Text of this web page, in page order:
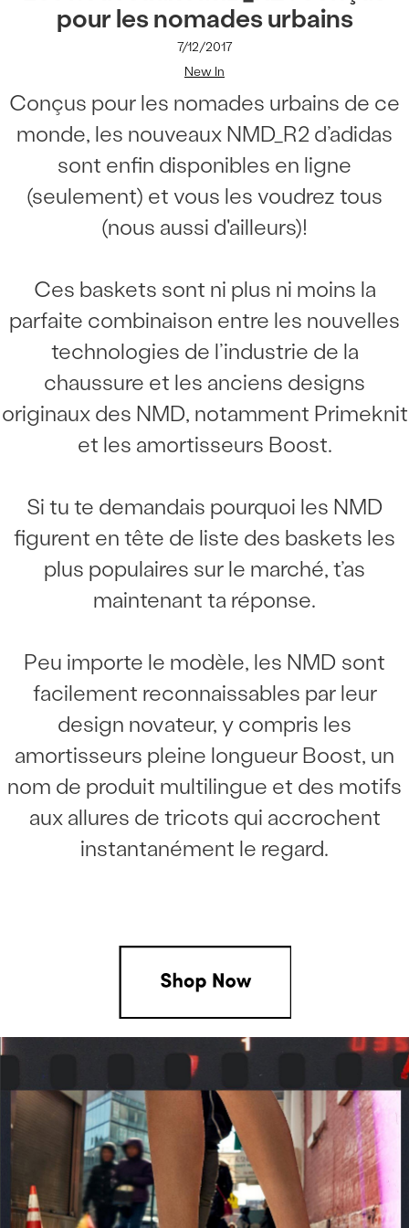
pour les nomades urbains
7/12/2017
New In
Conçus pour les nomades urbains de ce
monde, les nouveaux NMD_R2 d’adidas
sont enfin disponibles en ligne
(seulement) et vous les voudrez tous
(nous aussi d'ailleurs)!
Ces baskets sont ni plus ni moins la
parfaite combinaison entre les nouvelles
technologies de l’industrie de la
chaussure et les anciens designs
originaux des NMD, notamment Primeknit
et les amortisseurs Boost.
Si tu te demandais pourquoi les NMD
figurent en tête de liste des baskets les
plus populaires sur le marché, t’as
maintenant ta réponse.
Peu importe le modèle, les NMD sont
facilement reconnaissables par leur
design novateur, y compris les
amortisseurs pleine longueur Boost, un
nom de produit multilingue et des motifs
aux allures de tricots qui accrochent
instantanément le regard.